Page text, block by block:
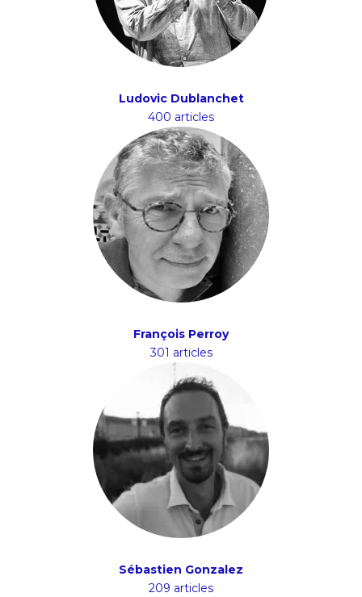
Ludovic Dublanchet
400 articles
François Perroy
301 articles
Sébastien Gonzalez
209 articles